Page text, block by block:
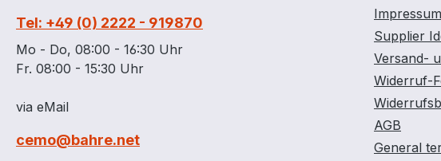
Tel: +49 (0) 2222 - 919870
Mo - Do, 08:00 - 16:30 Uhr
Fr. 08:00 - 15:30 Uhr
via eMail
cemo@bahre.net
Impressum
Supplier
Versand-
Widerruf-
AGB
General